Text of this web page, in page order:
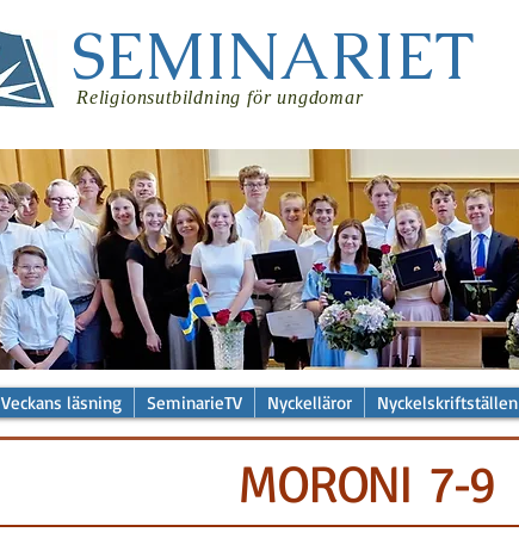
SEMINARIET
Religionsutbildning för ungdomar
Veckans läsning SeminarieTV Nyckelläror Nyckelskriftställen
MORONI 7-9